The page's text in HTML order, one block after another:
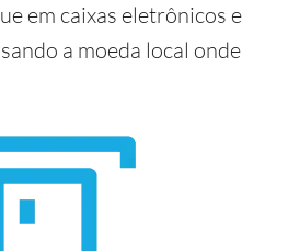
em caixas eletrônicos e
a moeda local onde